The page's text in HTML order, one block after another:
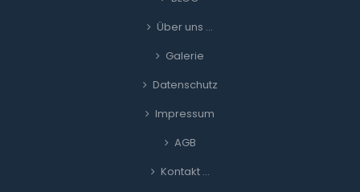
Über uns …
Galerie
Datenschutz
Impressum
AGB
Kontakt …